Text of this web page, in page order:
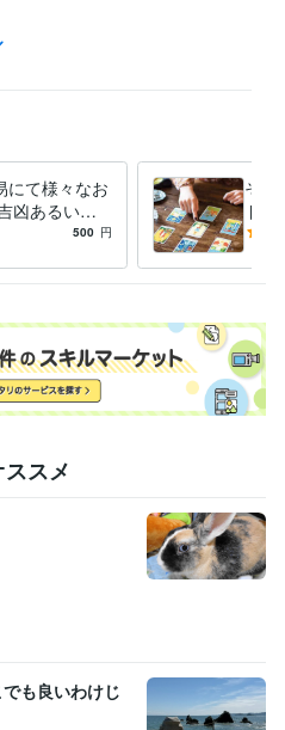
経験年数 : 3年
経験年数 : 7年
ンストラクター 経験年数 : 40年
ネイリスト・美容家
経験年数 : 2
ジ師・セラピスト
経験年数 : 28
議所主催）　講師
格 取得年 : 2011年
開運相談
ルノルマン鑑定　現状
にて様々なお
凶あるいは
はっきり知り
500 円
その
ド
りカ
スメ
も良いわけじ